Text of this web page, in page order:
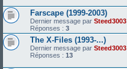
Farscape (1999-2003)
Dernier message par Steed3003
Réponses : 3
The X-Files (1993-...)
Dernier message par Steed3003
Réponses : 13